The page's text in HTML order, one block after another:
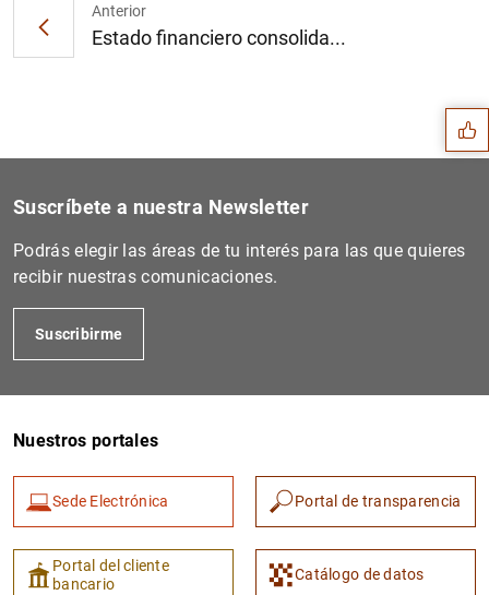
Anterior
Estado financiero consolida... Sugerencias
Suscríbete a nuestra Newsletter
Podrás elegir las áreas de tu interés para las que quieres
recibir nuestras comunicaciones.
Suscribirme
Nuestros portales
Sede Electrónica Portal de transparencia
Portal del cliente
bancario
Catálogo de datos